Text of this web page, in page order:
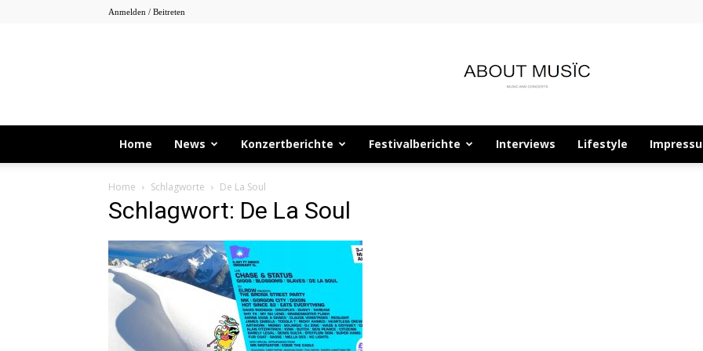
Anmelden / Beitreten
About
Home News Konzertberichte Festivalberichte Interviews Lifestyle
Home Schlagworte De La Soul
Schlagwort: De La Soul